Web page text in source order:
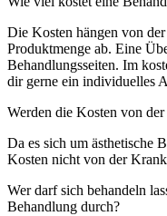
Die Kosten hängen von
Produktmenge ab. Eine
Behandlungsseiten. Im
dir gerne ein individuelles
Werden die Kosten von
Da es sich um ästhetische
Kosten nicht von der
Wer darf sich behandeln
Behandlung durch?